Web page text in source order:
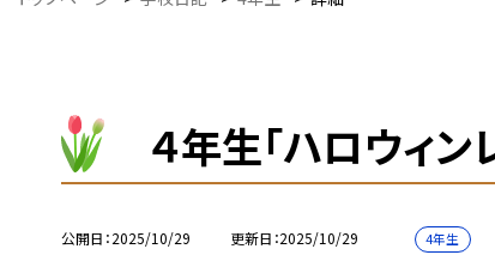
４年生「ハロウィン
公開日 2025/10/29 更新日 2025/10/29 4年生